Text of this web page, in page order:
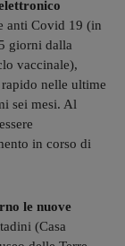
anti Covid 19 (in
giorni dalla
vaccinale),
nelle ultime
sei mesi. Al
in corso di
le nuove
(Casa